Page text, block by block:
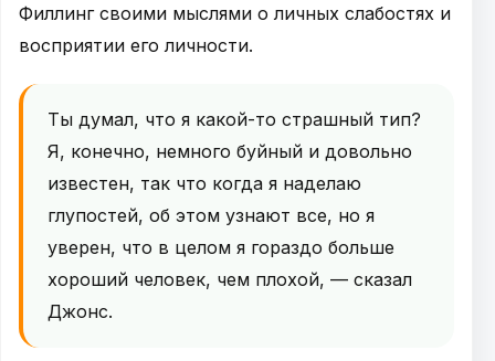
Филлинг своими мыслями о личных слабостях и
восприятии его личности.
Ты думал, что я какой-то страшный тип?
Я, конечно, немного буйный и довольно
известен, так что когда я наделаю
глупостей, об этом узнают все, но я
уверен, что в целом я гораздо больше
хороший человек, чем плохой, — сказал
Джонс.